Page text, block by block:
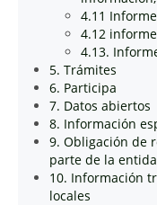
4.11
4.12
4.13.
5. Trámites
6. Participa
7. Datos abiertos
8. Información
9. Obligación de
parte de la
10. Información
locales